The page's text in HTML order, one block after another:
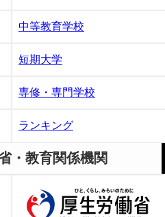
中等教育学校
短期大学
専修・専門学校
ランキング
・教育関係機関